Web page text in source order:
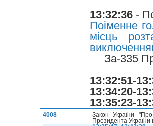
13:32:36 -
Поіменне
місць
За-335
13:32:51-
13:34:20-
13:35:23-
4008
Закон України
Президента України